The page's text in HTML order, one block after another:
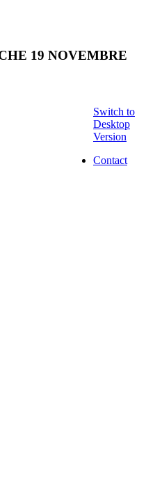
19 NOVEMBRE
Switch to
Desktop
Version
Contact